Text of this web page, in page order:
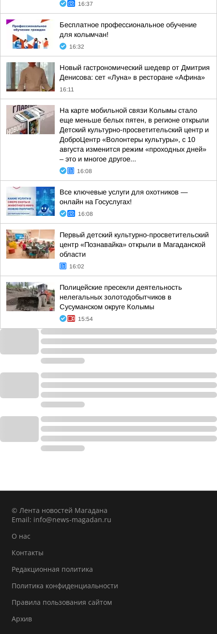
16:37
Бесплатное профессиональное обучение
для колымчан!
16:32
Новый гастрономический шедевр от Дмитрия
Денисова: сет «Луна» в ресторане «Афина»
16:11
На карте мобильной связи Колымы стало
еще меньше белых пятен, в регионе открыли
Детский культурно-просветительский центр и
ДоброЦентр «Волонтеры культуры», с 10
августа изменится режим «проходных дней»
– это и многое другое...
16:08
Все ключевые услуги для охотников —
онлайн на Госуслугах!
16:08
Первый детский культурно-просветительский
центр «Познавайка» открыли в Магаданской
области
16:02
Полицейские пресекли деятельность
нелегальных золотодобытчиков в
Сусуманском округе Колымы
15:54
© Лента новостей Магадана
Email: info@news-magadan.ru
О нас
Контакты
Редакционная политика
Политика конфиденциальности
Правила пользования сайтом
Архив